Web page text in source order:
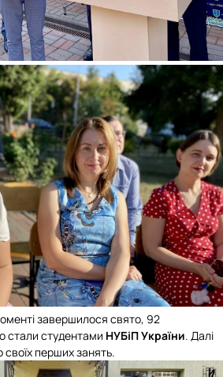
завершилося свято, 92
стали студентами НУБіП України. Далі
перших занять.